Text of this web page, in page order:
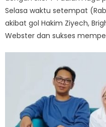
Selasa waktu setempat
akibat gol Hakim Ziyech,
Webster dan sukses